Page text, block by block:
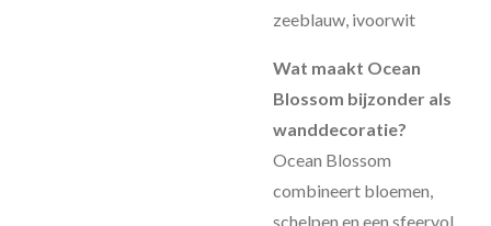
zeeblauw, ivoorwit
Wat maakt Ocean
Blossom bijzonder als
wanddecoratie?
Ocean Blossom
combineert bloemen,
schelpen en een sfeervol